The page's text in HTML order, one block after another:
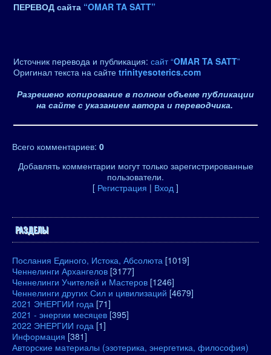
ПЕРЕВОД сайта “OMAR TA SATT”
Источник перевода и публикация: сайт “OMAR TA SATT”
Оригинал текста на сайте trinityesoterics.com
Разрешено копирование в полном объеме публикации
на сайте с указанием автора и переводчика.
Всего комментариев: 0
Добавлять комментарии могут только зарегистрированные
пользователи.
[ Регистрация | Вход ]
РАЗДЕЛЫ
Послания Единого, Истока, Абсолюта [1019]
Ченнелинги Архангелов [3177]
Ченнелинги Учителей и Мастеров [1246]
Ченнелинги других Сил и цивилизаций [4679]
2021 ЭНЕРГИИ года [71]
2021 - энергии месяцев [395]
2022 ЭНЕРГИИ года [1]
Информация [381]
Авторские материалы (эзотерика, энергетика, философия)